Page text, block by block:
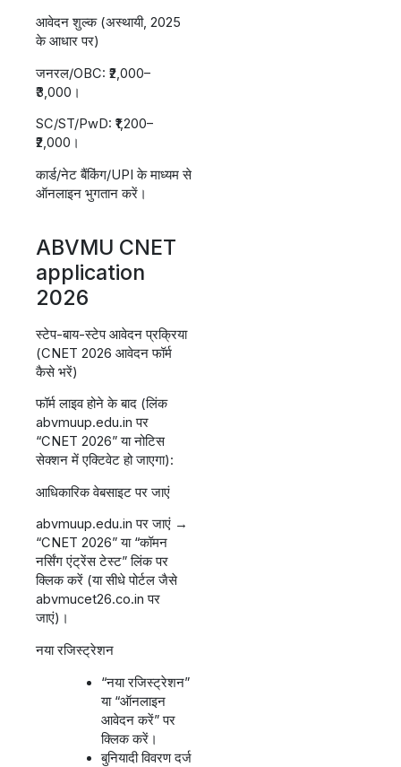
आवेदन शुल्क (अस्थायी, 2025
के आधार पर)
जनरल/OBC: ₹2,000–
₹3,000।
SC/ST/PwD: ₹1,200–
₹2,000।
कार्ड/नेट बैंकिंग/UPI के माध्यम से
ऑनलाइन भुगतान करें।
ABVMU CNET
application
2026
स्टेप-बाय-स्टेप आवेदन प्रक्रिया
(CNET 2026 आवेदन फॉर्म
कैसे भरें)
फॉर्म लाइव होने के बाद (लिंक
abvmuup.edu.in पर
“CNET 2026” या नोटिस
सेक्शन में एक्टिवेट हो जाएगा):
आधिकारिक वेबसाइट पर जाएं
abvmuup.edu.in पर जाएं →
“CNET 2026” या “कॉमन
नर्सिंग एंट्रेंस टेस्ट” लिंक पर
क्लिक करें (या सीधे पोर्टल जैसे
abvmucet26.co.in पर
जाएं)।
नया रजिस्ट्रेशन
“नया रजिस्ट्रेशन”
या “ऑनलाइन
आवेदन करें” पर
क्लिक करें।
बुनियादी विवरण दर्ज